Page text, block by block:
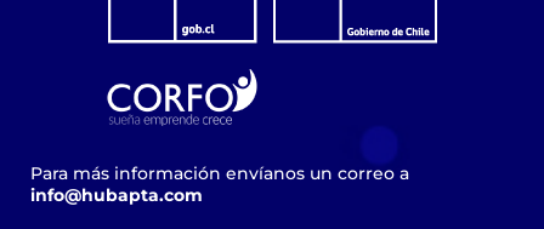
Para más información envíanos un correo a
info@hubapta.com